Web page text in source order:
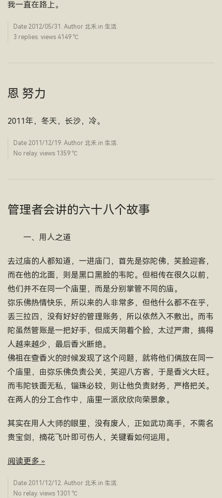
我一直在路上。
Date 2012/05/31 . Author 北禾.in 生活.
3 replies. views 4149 ­℃
恩 努力
2011年，冬天，长沙，冷。
Date 2011/12/19. Author 北禾.in 生活.
No relay. views 1359 ­℃
管理者会讲的六十八个故事
一、用人之道
去过庙的人都知道，一进庙门，首先是弥陀佛，笑脸迎客，
而在他的北面，则是黑口黑脸的韦陀。但相传在很久以前，
他们并不在同一个庙里，而是分别掌管不同的庙。
弥乐佛热情快乐，所以来的人非常多，但他什么都不在乎，
丢三拉四，没有好好的管理账务，所以依然入不敷出。而韦
陀虽然管账是一把好手，但成天阴着个脸，太过严肃，搞得
人越来越少，最后香火断绝。
佛祖在查香火的时候发现了这个问题，就将他们俩放在同一
个庙里，由弥乐佛负责公关，笑迎八方客，于是香火大旺。
而韦陀铁面无私，锱珠必较，则让他负责财务，严格把关。
在两人的分工合作中，庙里一派欣欣向荣景象。
其实在用人大师的眼里，没有废人，正如武功高手，不需名
贵宝剑，摘花飞叶即可伤人，关键看如何运用。
阅读更多 »
Date 2011/12/12. Author 北禾.in 生活.
No relay. views 1301 ­℃